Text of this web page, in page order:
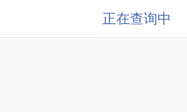
正在查询中